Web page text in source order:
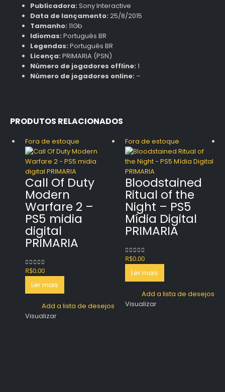
Publicadora: Sony Interactive
Data de lançamento: 25/8/2015
Tamanho: 11Gb
Idiomas: Português BR
Legendas: Português BR
Licença: PRIMARIA (PSN)
Número de jogadores offline: 1
Número de jogadores online: –
PRODUTOS RELACIONADOS
Fora de estoque
Call Of Duty
Modern
Warfare 2 –
PS5 midia
digital
PRIMARIA
0out of 5
R$0.00
Ler mais
Add a lista de desejos
Visualizar
Fora de estoque
Bloodstained
Ritual of the
Night – PS5
Mídia Digital
PRIMARIA
0out of 5
R$0.00
Ler mais
Add a lista de desejos
Visualizar